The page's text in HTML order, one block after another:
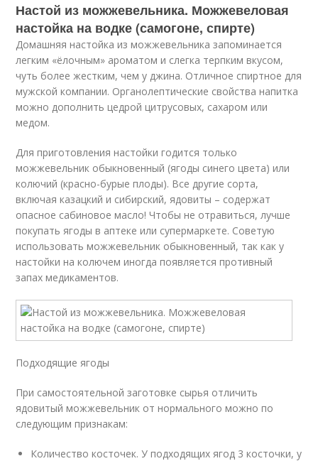
Настой из можжевельника. Можжевеловая
настойка на водке (самогоне, спирте)
Домашняя настойка из можжевельника запоминается
легким «ёлочным» ароматом и слегка терпким вкусом,
чуть более жестким, чем у джина. Отличное спиртное для
мужской компании. Органолептические свойства напитка
можно дополнить цедрой цитрусовых, сахаром или
медом.
Для приготовления настойки годится только
можжевельник обыкновенный (ягоды синего цвета) или
колючий (красно-бурые плоды). Все другие сорта,
включая казацкий и сибирский, ядовиты – содержат
опасное сабиновое масло! Чтобы не отравиться, лучше
покупать ягоды в аптеке или супермаркете. Советую
использовать можжевельник обыкновенный, так как у
настойки на колючем иногда появляется противный
запах медикаментов.
Подходящие ягоды
При самостоятельной заготовке сырья отличить
ядовитый можжевельник от нормального можно по
следующим признакам:
Количество косточек. У подходящих ягод 3 косточки, у